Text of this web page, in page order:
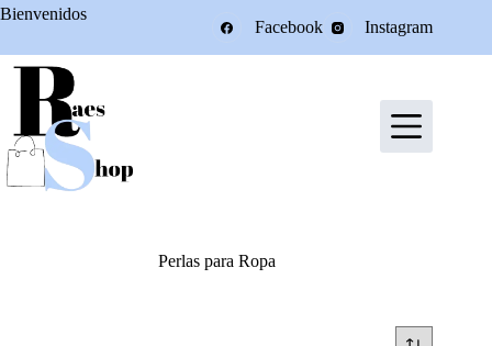
Saltar
Bienvenidos
Facebook Instagram
Perlas para Ropa